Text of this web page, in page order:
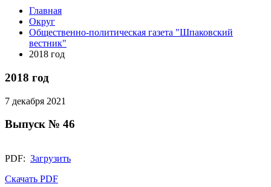
Главная
Округ
Общественно-политическая газета "Шпаковский
вестник"
2018 год
2018 год
7 декабря 2021
Выпуск № 46
PDF: Загрузить
Скачать PDF